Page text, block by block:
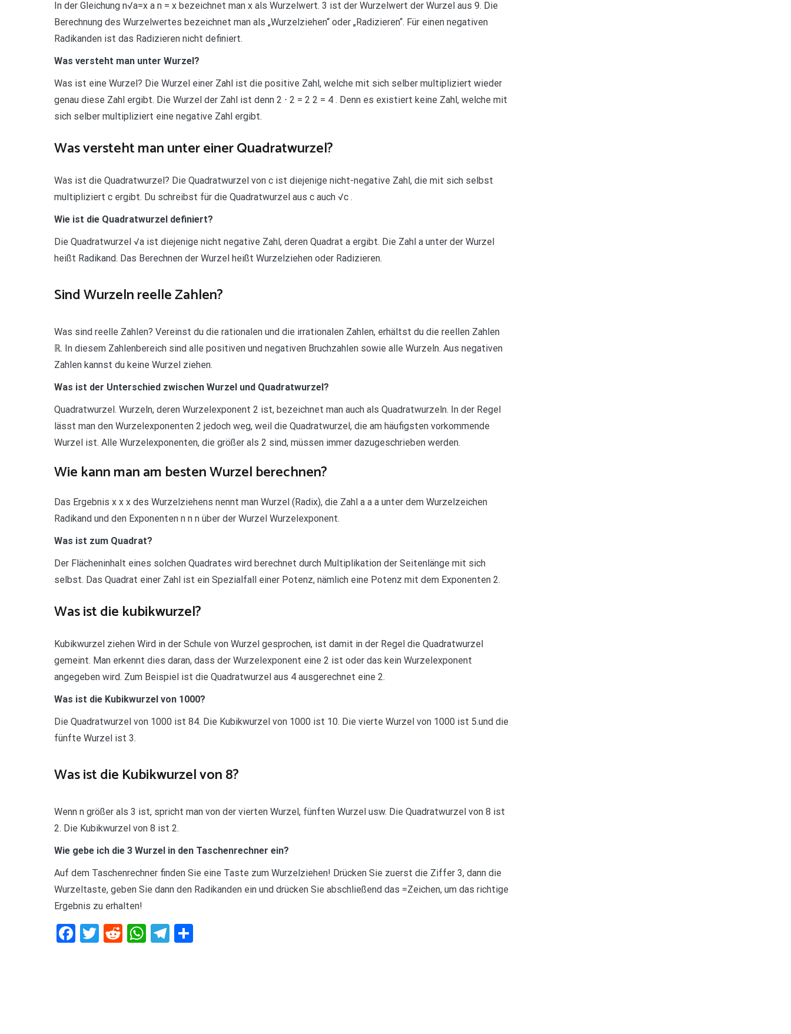
In der Gleichung n√a=x a n = x bezeichnet man x als Wurzelwert. 3 ist der Wurzelwert der Wurzel aus 9. Die
Berechnung des Wurzelwertes bezeichnet man als „Wurzelziehen“ oder „Radizieren“. Für einen negativen
Radikanden ist das Radizieren nicht definiert.
Was versteht man unter Wurzel?
Was ist eine Wurzel? Die Wurzel einer Zahl ist die positive Zahl, welche mit sich selber multipliziert wieder
genau diese Zahl ergibt. Die Wurzel der Zahl ist denn 2 ⋅ 2 = 2 2 = 4 . Denn es existiert keine Zahl, welche mit
sich selber multipliziert eine negative Zahl ergibt.
Was versteht man unter einer Quadratwurzel?
Was ist die Quadratwurzel? Die Quadratwurzel von c ist diejenige nicht-negative Zahl, die mit sich selbst
multipliziert c ergibt. Du schreibst für die Quadratwurzel aus c auch √c .
Wie ist die Quadratwurzel definiert?
Die Quadratwurzel √a ist diejenige nicht negative Zahl, deren Quadrat a ergibt. Die Zahl a unter der Wurzel
heißt Radikand. Das Berechnen der Wurzel heißt Wurzelziehen oder Radizieren.
Sind Wurzeln reelle Zahlen?
Was sind reelle Zahlen? Vereinst du die rationalen und die irrationalen Zahlen, erhältst du die reellen Zahlen
ℝ. In diesem Zahlenbereich sind alle positiven und negativen Bruchzahlen sowie alle Wurzeln. Aus negativen
Zahlen kannst du keine Wurzel ziehen.
Was ist der Unterschied zwischen Wurzel und Quadratwurzel?
Quadratwurzel. Wurzeln, deren Wurzelexponent 2 ist, bezeichnet man auch als Quadratwurzeln. In der Regel
lässt man den Wurzelexponenten 2 jedoch weg, weil die Quadratwurzel, die am häufigsten vorkommende
Wurzel ist. Alle Wurzelexponenten, die größer als 2 sind, müssen immer dazugeschrieben werden.
Wie kann man am besten Wurzel berechnen?
Das Ergebnis x x x des Wurzelziehens nennt man Wurzel (Radix), die Zahl a a a unter dem Wurzelzeichen
Radikand und den Exponenten n n n über der Wurzel Wurzelexponent.
Was ist zum Quadrat?
Der Flächeninhalt eines solchen Quadrates wird berechnet durch Multiplikation der Seitenlänge mit sich
selbst. Das Quadrat einer Zahl ist ein Spezialfall einer Potenz, nämlich eine Potenz mit dem Exponenten 2.
Was ist die kubikwurzel?
Kubikwurzel ziehen Wird in der Schule von Wurzel gesprochen, ist damit in der Regel die Quadratwurzel
gemeint. Man erkennt dies daran, dass der Wurzelexponent eine 2 ist oder das kein Wurzelexponent
angegeben wird. Zum Beispiel ist die Quadratwurzel aus 4 ausgerechnet eine 2.
Was ist die Kubikwurzel von 1000?
Die Quadratwurzel von 1000 ist 84. Die Kubikwurzel von 1000 ist 10. Die vierte Wurzel von 1000 ist 5.und die
fünfte Wurzel ist 3.
Was ist die Kubikwurzel von 8?
Wenn n größer als 3 ist, spricht man von der vierten Wurzel, fünften Wurzel usw. Die Quadratwurzel von 8 ist
2. Die Kubikwurzel von 8 ist 2.
Wie gebe ich die 3 Wurzel in den Taschenrechner ein?
Auf dem Taschenrechner finden Sie eine Taste zum Wurzelziehen! Drücken Sie zuerst die Ziffer 3, dann die
Wurzeltaste, geben Sie dann den Radikanden ein und drücken Sie abschließend das =Zeichen, um das richtige
Ergebnis zu erhalten!
Facebook
Twitter
RedditWhatsApp
Telegram